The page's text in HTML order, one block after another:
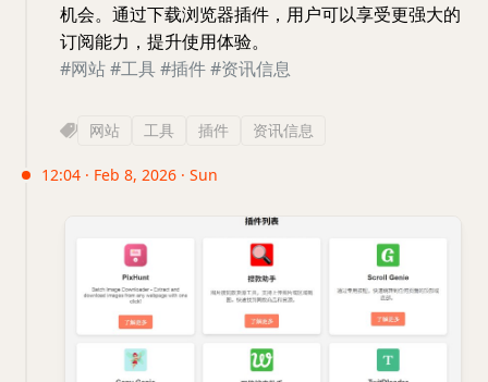
机会。通过下载浏览器插件，用户可以享受更强大的
订阅能力，提升使用体验。
#网站#工具#插件#资讯信息
网站 工具 插件 资讯信息
12:04 · Feb 8, 2026 · Sun